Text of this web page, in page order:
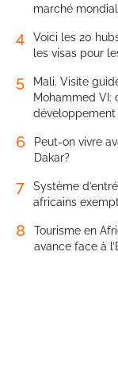
marché mondial
4
Voici les 20
les visas pour
5
Mali. Visite
Mohammed VI:
6
Peut-on vivre
Dakar?
7
Système
africains
8
Tourisme en
avance face à